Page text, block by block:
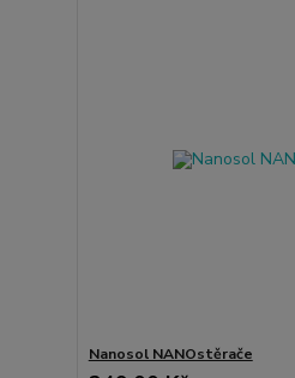
Nanosol NANOstěrače